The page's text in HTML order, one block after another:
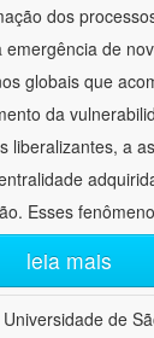
dos
emergência de
globais que
da
liberalizantes, a
Esses
leia mais
Universidade de